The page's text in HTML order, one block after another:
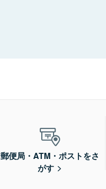
郵便局・ATM・ポストをさ
がす